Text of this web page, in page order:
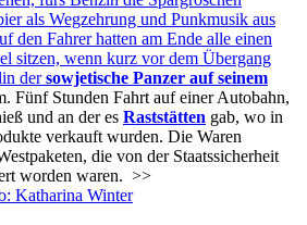
als Wegzehrung und Punkmusik aus
den Fahrer hatten am Ende alle einen
sitzen, wenn kurz vor dem Übergang
dersowjetische Panzer auf seinem
Fünf Stunden Fahrt auf einer Autobahn,
und an der es Raststätten gab, wo in
verkauft wurden. Die Waren
die von der Staatssicherheit
worden waren. >>